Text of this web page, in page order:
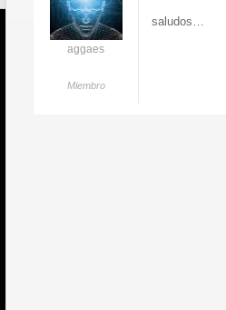
aggaes
Miembro
saludos…